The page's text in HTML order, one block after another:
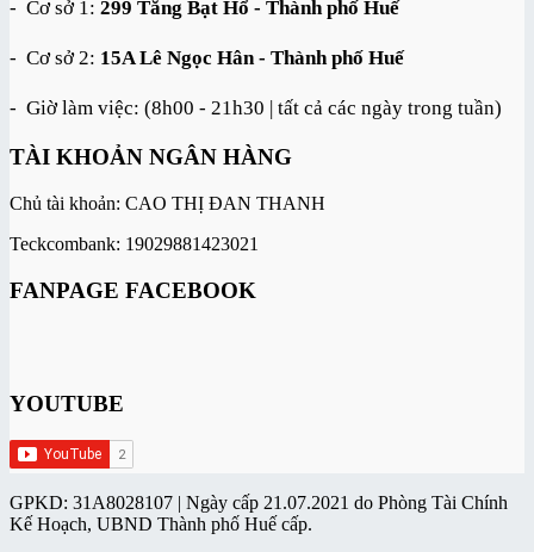
- Cơ sở 1: 299 Tăng Bạt Hổ - Thành phố Huế
- Cơ sở 2: 15A Lê Ngọc Hân - Thành phố Huế
- Giờ làm việc: (8h00 - 21h30 | tất cả các ngày trong tuần)
TÀI KHOẢN NGÂN HÀNG
Chủ tài khoản: CAO THỊ ĐAN THANH
Teckcombank: 19029881423021
FANPAGE FACEBOOK
YOUTUBE
GPKD: 31A8028107 | Ngày cấp 21.07.2021 do Phòng Tài Chính
Kế Hoạch, UBND Thành phố Huế cấp.